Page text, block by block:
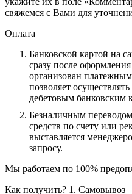
свяжемся с Вами для
Оплата
Банковской картой на
сразу после
организован
позволяет
дебетовым банковским
Безналичным
средств по счету или
выставляется
запросу.
Мы работаем по 100%
Как получить? 1. Самовывоз